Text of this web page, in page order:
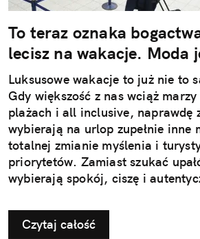
To teraz oznaka
lecisz na wakacje. Moda
Luksusowe wakacje to już nie to
Gdy większość z nas wciąż marzy
plażach i all inclusive, naprawdę
wybierają na urlop zupełnie inne
totalnej zmianie myślenia i
priorytetów. Zamiast szukać
wybierają spokój, ciszę i
Czytaj całość